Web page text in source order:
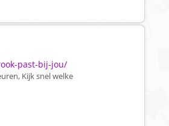
past-bij-jou/
Kijk snel welke